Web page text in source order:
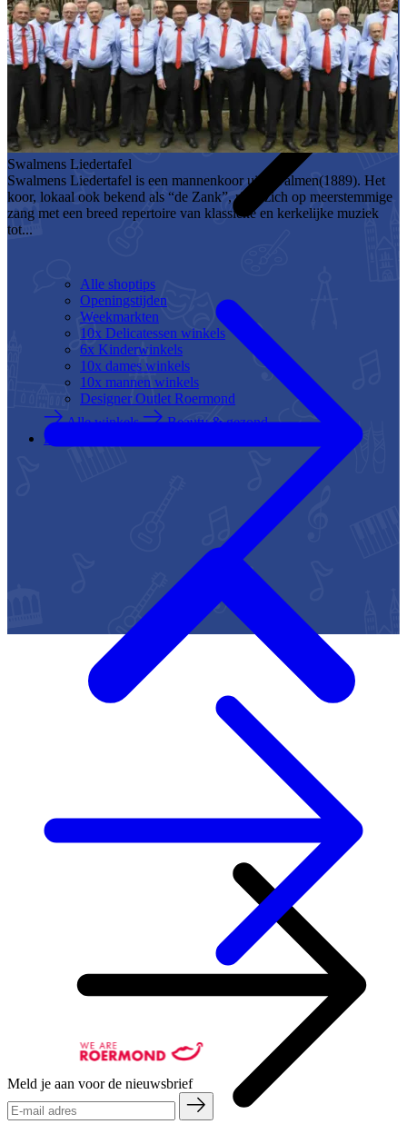
Alle shoptips
Openingstijden
Weekmarkten
10x Delicatessen winkels
6x Kinderwinkels
10x dames winkels
10x mannen winkels
Designer Outlet Roermond
Alle winkels
Beauty & gezond
Eten & Drinken
Swalmens Liedertafel
Swalmens Liedertafel is een mannenkoor uit Swalmen(1889). Het
koor, lokaal ook bekend als “de Zank”, richt zich op meerstemmige
zang met een breed repertoire van klassieke en kerkelijke muziek
tot...
Meld je aan voor de nieuwsbrief